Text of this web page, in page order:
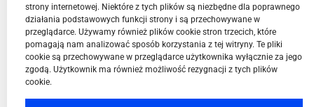
BPN-T Area
BPN-T Offer
strony internetowej. Niektóre z tych plików są niezbędne dla poprawnego
działania podstawowych funkcji strony i są przechowywane w
przeglądarce. Używamy również plików cookie stron trzecich, które
pomagają nam analizować sposób korzystania z tej witryny. Te pliki
cookie są przechowywane w przeglądarce użytkownika wyłącznie za jego
zgodą. Użytkownik ma również możliwość rezygnacji z tych plików
cookie.